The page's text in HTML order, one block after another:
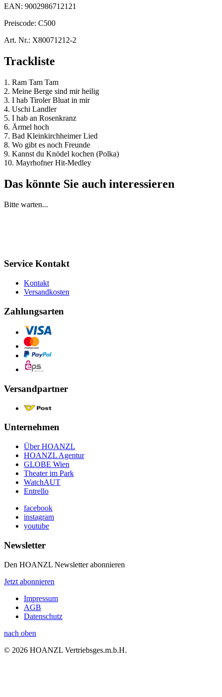
EAN: 9002986712121
Preiscode: C500
Art. Nr.: X80071212-2
Trackliste
1. Ram Tam Tam
2. Meine Berge sind mir heilig
3. I hab Tiroler Bluat in mir
4. Uschi Landler
5. I hab an Rosenkranz
6. Ärmel hoch
7. Bad Kleinkirchheimer Lied
8. Wo gibt es noch Freunde
9. Kannst du Knödel kochen (Polka)
10. Mayrhofner Hit-Medley
Das könnte Sie auch interessieren
Bitte warten...
Service Kontakt
Kontakt
Versandkosten
Zahlungsarten
Versandpartner
Unternehmen
Über HOANZL
HOANZL Agentur
GLOBE Wien
Theater im Park
WatchAUT
Entrello
facebook
instagram
youtube
Newsletter
Den HOANZL Newsletter abonnieren
Jetzt abonnieren
Impressum
AGB
Datenschutz
nach oben
© 2026 HOANZL Vertriebsges.m.b.H.